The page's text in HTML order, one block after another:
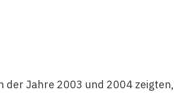
der Jahre 2003 und 2004 zeigten,